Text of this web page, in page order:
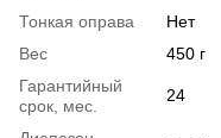
Тонкая оправа
Нет
Вес
450 г
Гарантийный
срок, мес.
24